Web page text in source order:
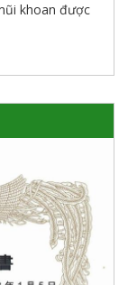
khoan được